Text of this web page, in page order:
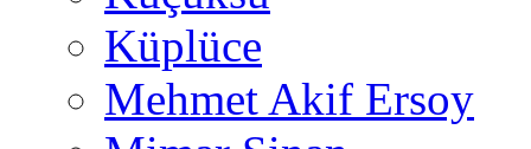
Küplüce
Mehmet Akif Ersoy